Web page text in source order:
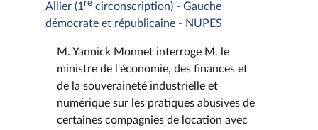
Allier (1 re circonscription) - Gauche
démocrate et républicaine - NUPES
M. Yannick Monnet interroge M. le
ministre de l'économie, des finances et
de la souveraineté industrielle et
numérique sur les pratiques abusives de
certaines compagnies de location avec